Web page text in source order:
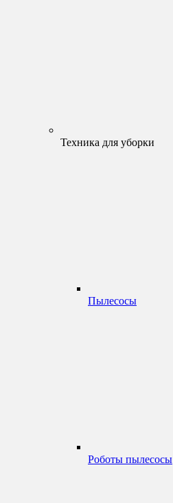
Техника для уборки
Пылесосы
Роботы пылесосы